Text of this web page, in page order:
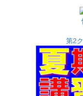
第2